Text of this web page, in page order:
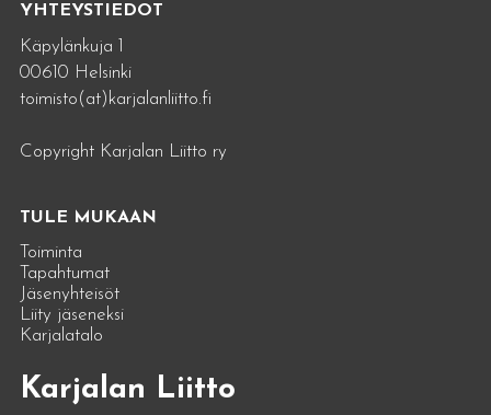
YHTEYSTIEDOT
Käpylänkuja 1
00610 Helsinki
toimisto(at)karjalanliitto.fi
Copyright Karjalan Liitto ry
TULE MUKAAN
Toiminta
Tapahtumat
Jäsenyhteisöt
Liity jäseneksi
Karjalatalo
Karjalan Liitto